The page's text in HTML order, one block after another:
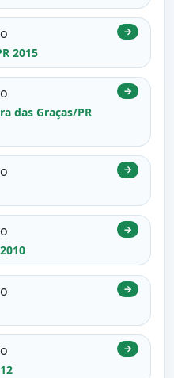
2015
→
das Graças/PR
→
→
→
→
→